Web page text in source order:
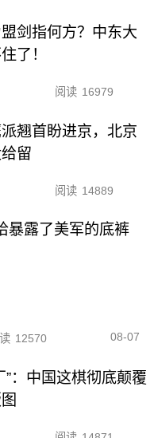
剑指何方？中东大
了！
阅读 16979
翘首盼进京，北京
留
阅读 14889
暴露了美军的底裤
12570 08-07
”：中国这棋彻底颠覆